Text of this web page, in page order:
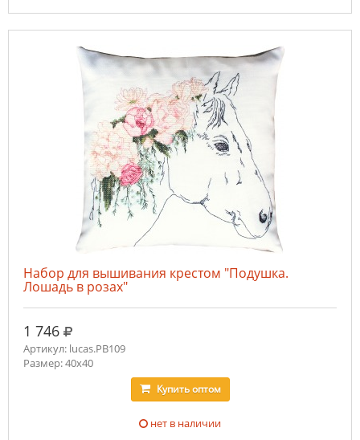
Набор для вышивания крестом "Подушка.
Лошадь в розах"
1 746 руб.
Артикул: lucas.PB109
Размер: 40x40
Купитьоптом
нет в наличии